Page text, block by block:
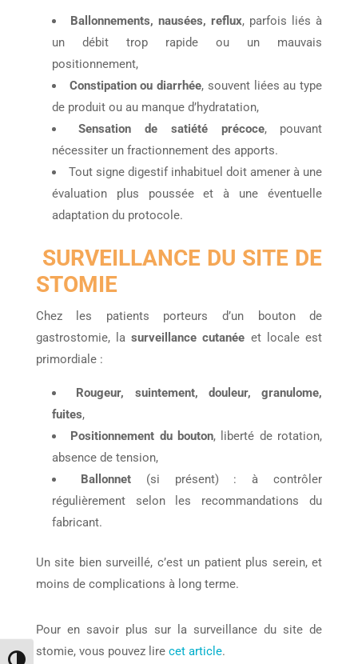
Ballonnements, nausées, reflux, parfois liés à
un débit trop rapide ou un mauvais
positionnement,
Constipation ou diarrhée, souvent liées au type
de produit ou au manque d’hydratation,
Sensation de satiété précoce, pouvant
nécessiter un fractionnement des apports.
Tout signe digestif inhabituel doit amener à une
évaluation plus poussée et à une éventuelle
adaptation du protocole.
SURVEILLANCE DU SITE DE
STOMIE
Chez les patients porteurs d’un bouton de
gastrostomie, lasurveillance cutanée et locale est
primordiale :
Rougeur, suintement, douleur, granulome,
fuites,
Positionnement du bouton, liberté de rotation,
absence de tension,
Ballonnet(si présent) : à contrôler
régulièrement selon les recommandations du
fabricant.
Un site bien surveillé, c’est un patient plus serein, et
moins de complications à long terme.
Pour en savoir plus sur la surveillance du site de
stomie, vous pouvez lire cet article.